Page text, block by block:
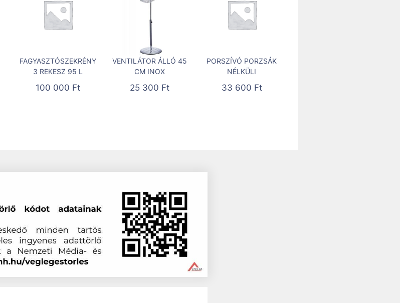
FAGYASZTÓSZEKRÉNY
3 REKESZ 95 L
100 000 Ft
VENTILÁTOR ÁLLÓ 45
CM INOX
25 300 Ft
PORSZÍVÓ PORZSÁK
NÉLKÜLI
33 600 Ft